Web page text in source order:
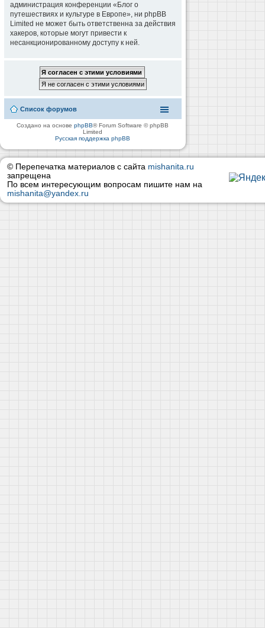
администрация конференции «Блог о
путешествиях и культуре в Европе», ни phpBB
Limited не может быть ответственна за действия
хакеров, которые могут привести к
несанкционированному доступу к ней.
Список форумов
Создано на основеphpBB® Forum Software © phpBB
Limited
Русская поддержка phpBB
© Перепечатка материалов с сайта mishanita.ru
запрещена
По всем интересующим вопросам пишите нам на
mishanita@yandex.ru